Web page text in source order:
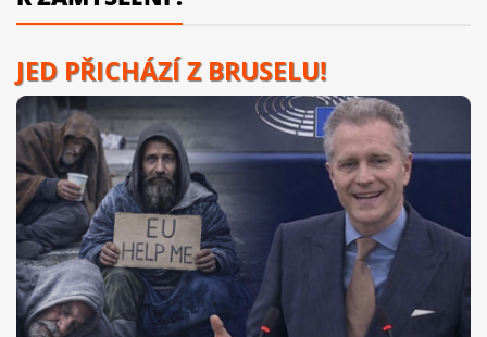
JED PŘICHÁZÍ Z BRUSELU!